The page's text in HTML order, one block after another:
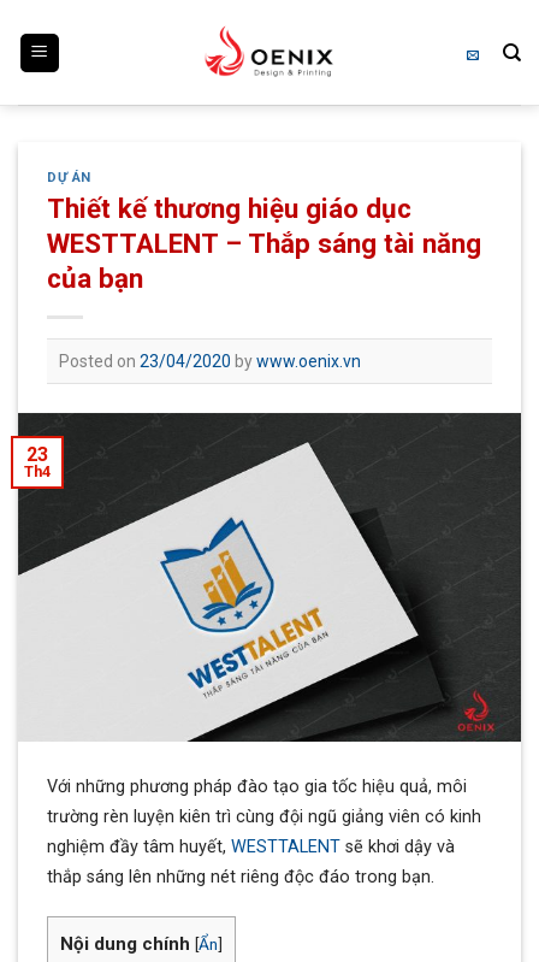
content
DỰ ÁN
Thiết kế thương hiệu giáo dục
WESTTALENT – Thắp sáng tài năng
của bạn
Posted on 23/04/2020 bywww.oenix.vn
23
Th4
Với những phương pháp đào tạo gia tốc hiệu quả, môi
trường rèn luyện kiên trì cùng đội ngũ giảng viên có kinh
nghiệm đầy tâm huyết, WESTTALENT sẽ khơi dậy và
thắp sáng lên những nét riêng độc đáo trong bạn.
Nội dung chính [Ẩn]